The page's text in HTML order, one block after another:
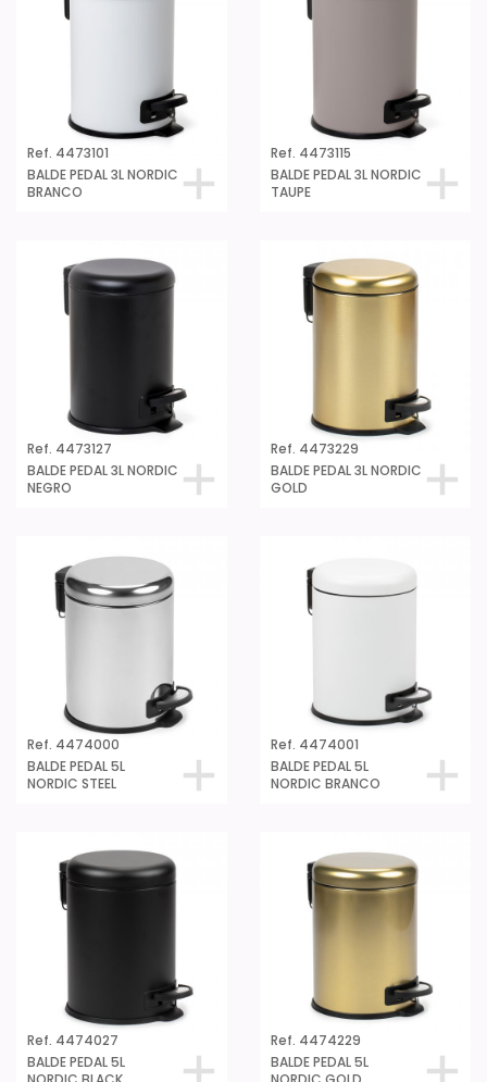
Ref. 4473101
BALDE PEDAL 3L NORDIC
BRANCO
Ref. 4473115
BALDE PEDAL 3L NORDIC
TAUPE
Ref. 4473127
BALDE PEDAL 3L NORDIC
NEGRO
Ref. 4473229
BALDE PEDAL 3L NORDIC
GOLD
Ref. 4474000
BALDE PEDAL 5L
NORDIC STEEL
Ref. 4474001
BALDE PEDAL 5L
NORDIC BRANCO
Ref. 4474027
BALDE PEDAL 5L
Ref. 4474229
BALDE PEDAL 5L